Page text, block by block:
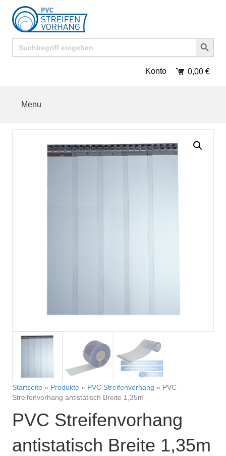
Search
for:
Search Button
Konto 0,00 €
Menu
Startseite » Produkte » PVC Streifenvorhang » PVC
Streifenvorhang antistatisch Breite 1,35m
PVC Streifenvorhang
antistatisch Breite 1,35m